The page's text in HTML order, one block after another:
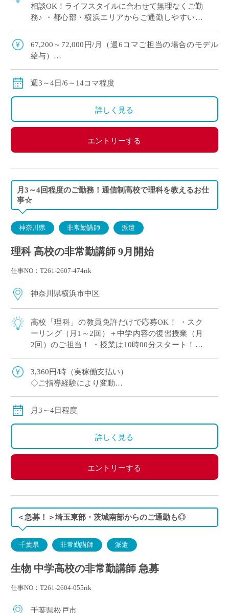
相談OK！ライフスタイルに合わせて無理なくご勤
務♪ ・都心部・横浜エリアからご通勤しやすい好
67,200～72,000円/月（週6コマご担当の場合のモデル
給与）
ル給与）
週3～4日/6～14コマ程度
詳しく見る
エントリーする
月3～4回程度のご勤務！通信制高校で理科を教えるお仕
事☆
神奈川県 非常勤講師 派遣
理科 高校の非常勤講師 9月開始
仕事NO：T261-2607-474rik
神奈川県横浜市中区
高校「理科」の教員免許だけで応募OK！ ・スク
ーリング（月1～2回）＋中学内容の復習授業（月
2回）のご担当！ ・授業は10時00分スタート！朝
戦してみたい方歓迎！ ・毎週決ま […]
3,360円/時（実稼働支払い）
◇ご指導経験により変動
月3～4日程度
詳しく見る
エントリーする
＜急募！＞埼玉東部・茨城南部からのご通勤も◎
千葉県 非常勤講師 派遣
生物 中学高校の非常勤講師 急募
仕事NO：T261-2604-055rik
千葉県松戸市